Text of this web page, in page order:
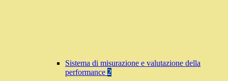
Sistema di misurazione e valutazione della
performance 2